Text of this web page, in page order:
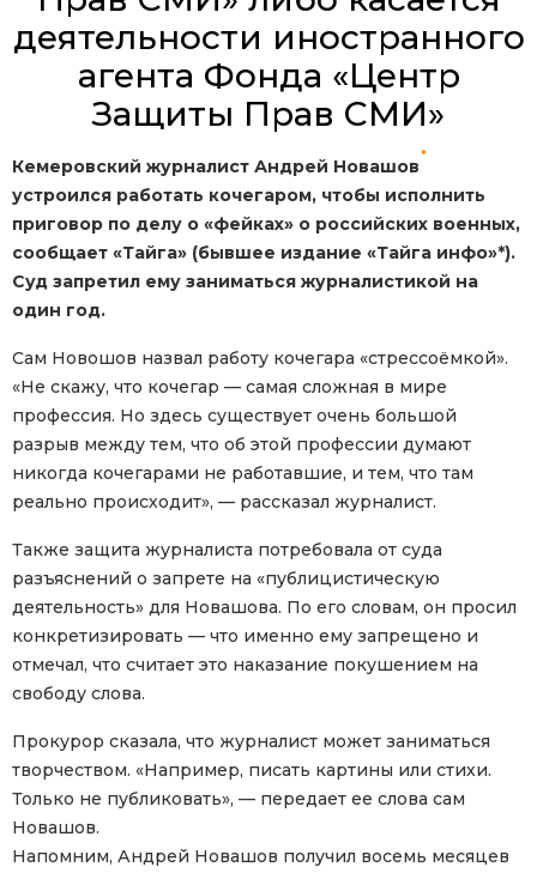
деятельности иностранного
агента Фонда «Центр
Защиты Прав СМИ»
Кемеровский журналист Андрей Новашов
*
устроился работать кочегаром, чтобы исполнить
приговор по делу о «фейках» о российских военных,
сообщает «Тайга» (бывшее издание «Тайга инфо»*).
Суд запретил ему заниматься журналистикой на
один год.
Сам Новошов назвал работу кочегара «стрессоёмкой».
«Не скажу, что кочегар — самая сложная в мире
профессия. Но здесь существует очень большой
разрыв между тем, что об этой профессии думают
никогда кочегарами не работавшие, и тем, что там
реально происходит», — рассказал журналист.
Также защита журналиста потребовала от суда
разъяснений о запрете на «публицистическую
деятельность» для Новашова. По его словам, он просил
конкретизировать — что именно ему запрещено и
отмечал, что считает это наказание покушением на
свободу слова.
Прокурор сказала, что журналист может заниматься
творчеством. «Например, писать картины или стихи.
Только не публиковать», — передает ее слова сам
Новашов.
Напомним, Андрей Новашов получил восемь месяцев